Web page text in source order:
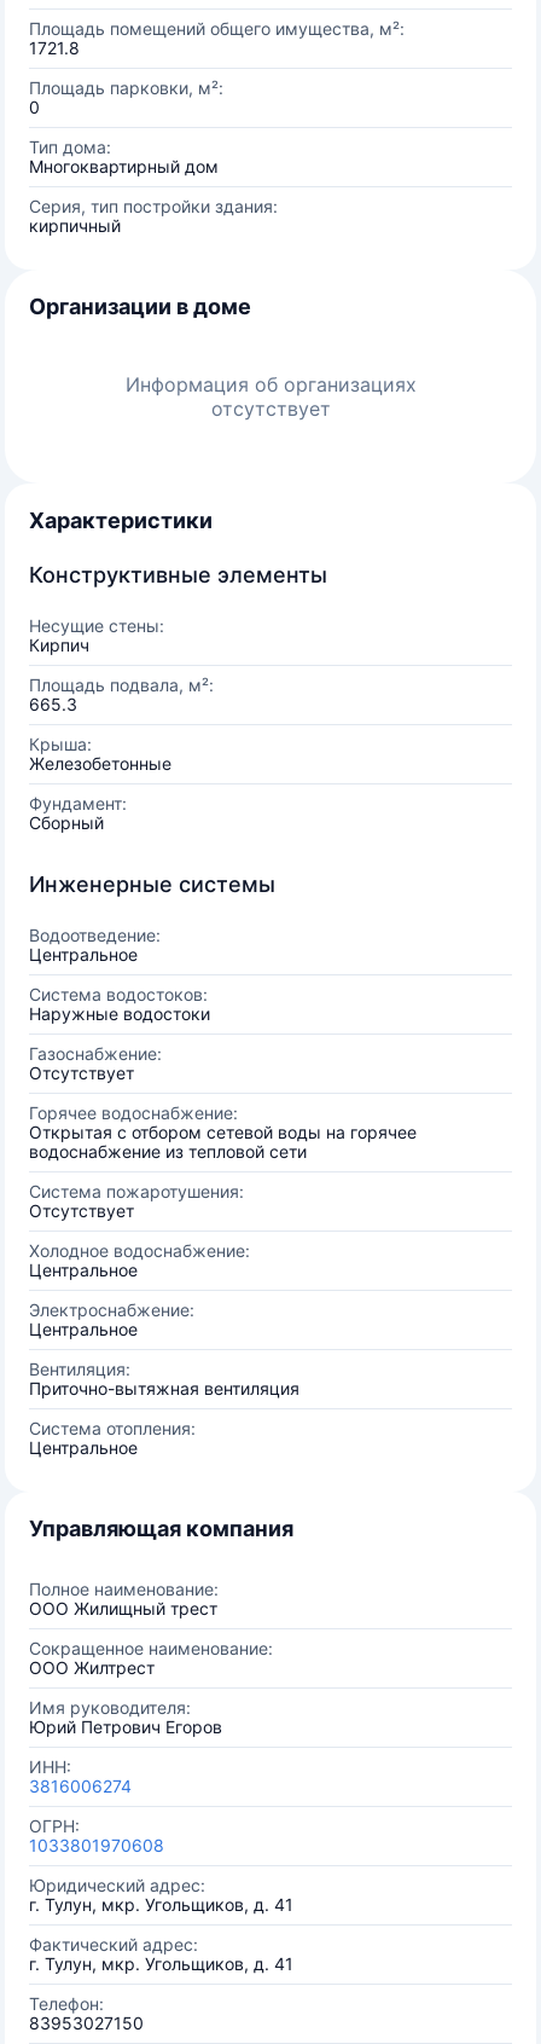
Площадь помещений общего имущества, м²:
1721.8
Площадь парковки, м²:
0
Тип дома:
Многоквартирный дом
Серия, тип постройки здания:
кирпичный
Организации в доме
Информация об организациях
отсутствует
Характеристики
Конструктивные элементы
Несущие стены:
Кирпич
Площадь подвала, м²:
665.3
Крыша:
Железобетонные
Фундамент:
Сборный
Инженерные системы
Водоотведение:
Центральное
Система водостоков:
Наружные водостоки
Газоснабжение:
Отсутствует
Горячее водоснабжение:
Открытая с отбором сетевой воды на горячее
водоснабжение из тепловой сети
Система пожаротушения:
Отсутствует
Холодное водоснабжение:
Центральное
Электроснабжение:
Центральное
Вентиляция:
Приточно-вытяжная вентиляция
Система отопления:
Центральное
Управляющая компания
Полное наименование:
ООО Жилищный трест
Сокращенное наименование:
ООО Жилтрест
Имя руководителя:
Юрий Петрович Егоров
ИНН:
3816006274
ОГРН:
1033801970608
Юридический адрес:
г. Тулун, мкр. Угольщиков, д. 41
Фактический адрес:
г. Тулун, мкр. Угольщиков, д. 41
Телефон:
83953027150